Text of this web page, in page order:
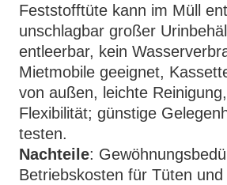
Feststofftüte kann im Müll
unschlagbar großer
entleerbar, kein
Mietmobile geeignet,
von außen, leichte
Flexibilität; günstige
testen.
Nachteile:
Betriebskosten für Tüten